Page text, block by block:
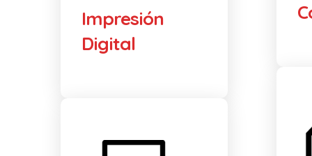
Impresión
Digital